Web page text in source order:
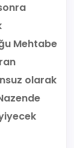
Mehtabe
olarak